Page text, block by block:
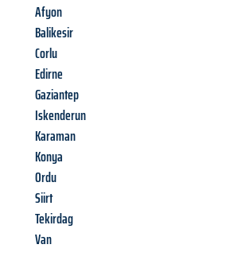
Afyon
Balikesir
Corlu
Edirne
Gaziantep
Iskenderun
Karaman
Konya
Ordu
Siirt
Tekirdag
Van